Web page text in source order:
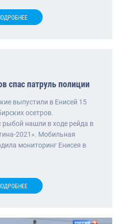
спас патруль полиции
выпустили в Енисей 15
осетров.
рыбой нашли в ходе рейда в
2021». Мобильная
мониторинг Енисея в